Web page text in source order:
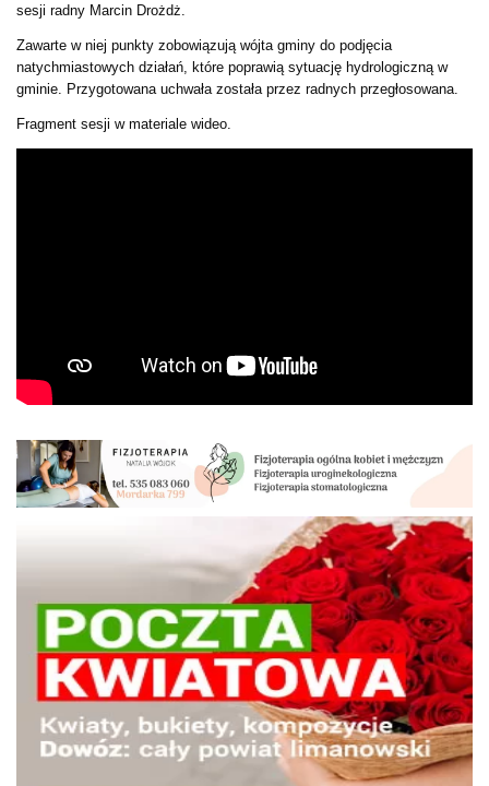
sesji radny Marcin Drożdż.
Zawarte w niej punkty zobowiązują wójta gminy do podjęcia
natychmiastowych działań, które poprawią sytuację hydrologiczną w
gminie. Przygotowana uchwała została przez radnych przegłosowana.
Fragment sesji w materiale wideo.